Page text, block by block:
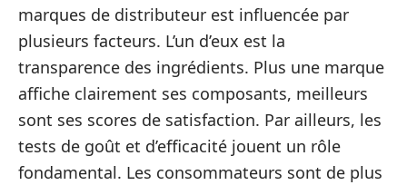
marques de distributeur est influencée par
plusieurs facteurs. L’un d’eux est la
transparence des ingrédients. Plus une marque
affiche clairement ses composants, meilleurs
sont ses scores de satisfaction. Par ailleurs, les
tests de goût et d’efficacité jouent un rôle
fondamental. Les consommateurs sont de plus